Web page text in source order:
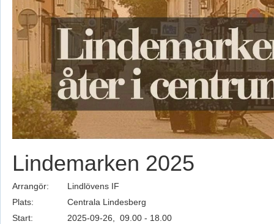
Lindemarken 2025
Arrangör:
Lindlövens IF
Plats:
Centrala Lindesberg
Start:
2025-09-26, 09.00 - 18.00